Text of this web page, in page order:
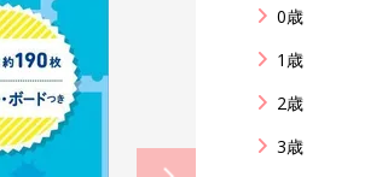
0歳
1歳
2歳
3歳